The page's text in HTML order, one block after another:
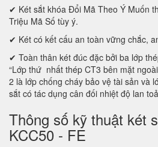
✔ Két sắt khóa Đổi Mã Theo Ý Muốn
Triệu Mã Số tùy ý.
✔ Két có kết cấu an toàn vững chắc,
✔ Toàn thân két đúc đặc bởi ba lớp
“Lớp thứ nhất thép CT3 bên mặt
2 là lớp chống cháy bảo vệ tài sản và
sắt có tác dụng cân đối nhiệt độ lan
Thông số kỹ thuật két
KCC50 - FE